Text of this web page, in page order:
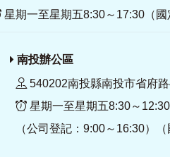
星期一至星期五8:30～17:30（國
南投辦公區
540202南投縣南投市省府
星期一至星期五8:30～
（公司登記：9:00～16:30）（